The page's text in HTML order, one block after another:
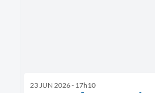
23 JUN 2026 - 17h10